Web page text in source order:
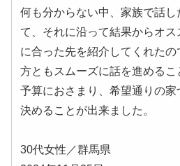
何も分からない中、家族で話
て、それに沿って結果からオ
に合った先を紹介してくれた
方ともスムーズに話を進める
予算におさまり、希望通りの
決めることが出来ました。
30代女性／群馬県